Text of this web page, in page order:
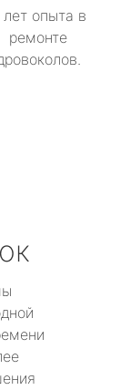
лет опыта в
ремонте